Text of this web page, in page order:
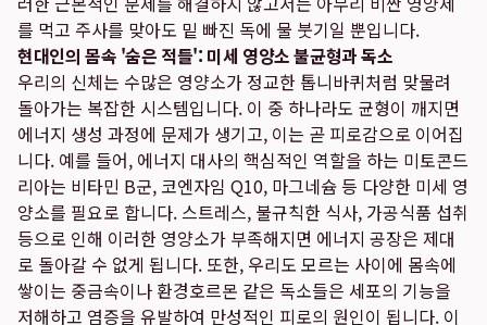
를 먹고 주사를 맞아도 밑 빠진 독에 물 붓기일 뿐입니다.
현대인의 몸속 '숨은 적들': 미세 영양소 불균형과 독소
우리의 신체는 수많은 영양소가 정교한 톱니바퀴처럼 맞물려
돌아가는 복잡한 시스템입니다. 이 중 하나라도 균형이 깨지면
에너지 생성 과정에 문제가 생기고, 이는 곧 피로감으로 이어집
니다. 예를 들어, 에너지 대사의 핵심적인 역할을 하는 미토콘드
리아는 비타민 B군, 코엔자임 Q10, 마그네슘 등 다양한 미세 영
양소를 필요로 합니다. 스트레스, 불규칙한 식사, 가공식품 섭취
등으로 인해 이러한 영양소가 부족해지면 에너지 공장은 제대
로 돌아갈 수 없게 됩니다. 또한, 우리도 모르는 사이에 몸속에
쌓이는 중금속이나 환경호르몬 같은 독소들은 세포의 기능을
저해하고 염증을 유발하여 만성적인 피로의 원인이 됩니다. 이